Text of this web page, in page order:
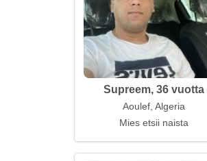
Supreem, 36 vuotta
Aoulef, Algeria
Mies etsii naista